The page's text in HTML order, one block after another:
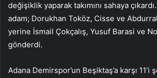
değişiklik yaparak takımını sahaya
adam; Dorukhan Toköz, Cisse ve
yerine İsmail Çokçalış, Yusuf Barasi ve
gönderdi.
Adana Demirspor’un Beşiktaş’a karşı 11’i